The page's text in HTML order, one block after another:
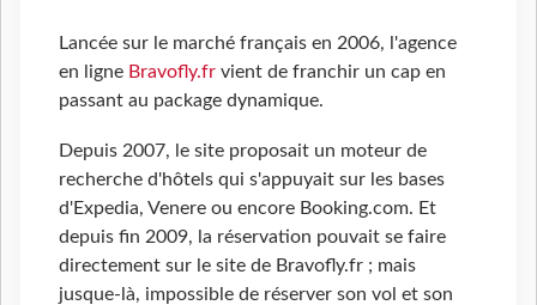
Lancée sur le marché français en 2006, l'agence
en ligne Bravofly.fr vient de franchir un cap en
passant au package dynamique.
Depuis 2007, le site proposait un moteur de
recherche d'hôtels qui s'appuyait sur les bases
d'Expedia, Venere ou encore Booking.com. Et
depuis fin 2009, la réservation pouvait se faire
directement sur le site de Bravofly.fr ; mais
jusque-là, impossible de réserver son vol et son